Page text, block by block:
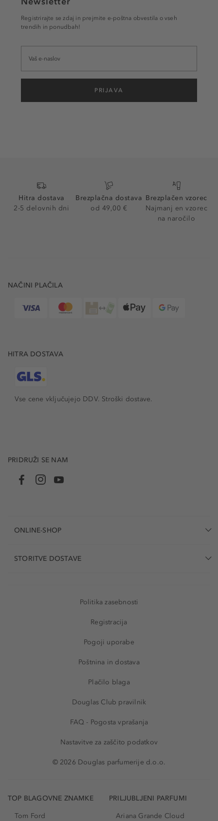
Registrirajte se zdaj in prejmite e-poštna obvestila o vseh
trendih in ponudbah!
PRIJAVA
Hitra dostava
2-5 delovnih dni
Brezplačna dostava
od 49,00 €
Brezplačen vzorec
Najmanj en vzorec
na naročilo
NAČINI PLAČILA
HITRA DOSTAVA
Vse cene vključujejo DDV. Stroški dostave.
PRIDRUŽI SE NAM
ONLINE-SHOP
STORITVE DOSTAVE
Politika zasebnosti
Registracija
Pogoji uporabe
Poštnina in dostava
Plačilo blaga
Douglas Club pravilnik
FAQ - Pogosta vprašanja
Nastavitve za zaščito podatkov
© 2026 Douglas parfumerije d.o.o.
TOP BLAGOVNE ZNAMKE
Tom Ford
PRILJUBLJENI PARFUMI
Ariana Grande Cloud